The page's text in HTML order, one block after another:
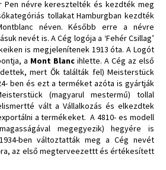
Pen névre keresztelték és kezdték meg
tollakat Hamburgban kezdték
néven. Később erre a névre
nevét is. A Cég logója a ‘Fehér Csillag’
is megjelenítenek 1913 óta. A Logót
a Mont Blanc ihlette. A Cég az első
mert Ők találták fel) Meisterstück
ben és ezt a terméket azóta is gyártják
(magyarul mestermű) tollal
vált a Vállalkozás és elkezdtek
a termékeket. A 4810- es modell
megegyezik) hegyére is
ben változtatták meg a Cég nevét
ra, az első megterveezettt és értékesített